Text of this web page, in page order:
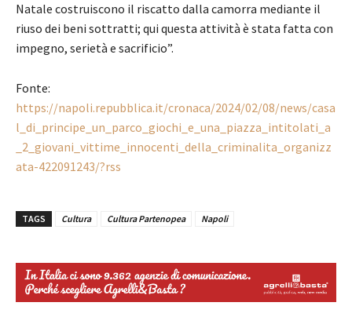
Natale costruiscono il riscatto dalla camorra mediante il
riuso dei beni sottratti; qui questa attività è stata fatta con
impegno, serietà e sacrificio”.
Fonte:
https://napoli.repubblica.it/cronaca/2024/02/08/news/casa
l_di_principe_un_parco_giochi_e_una_piazza_intitolati_a
_2_giovani_vittime_innocenti_della_criminalita_organizz
ata-422091243/?rss
TAGS Cultura Cultura Partenopea Napoli